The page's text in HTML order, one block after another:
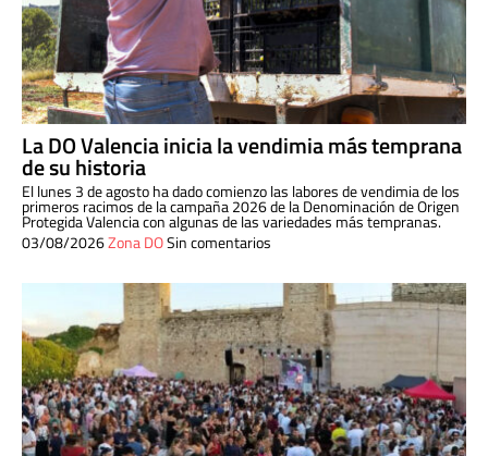
La DO Valencia inicia la vendimia más temprana
de su historia
El lunes 3 de agosto ha dado comienzo las labores de vendimia de los
primeros racimos de la campaña 2026 de la Denominación de Origen
Protegida Valencia con algunas de las variedades más tempranas.
03/08/2026Zona DOSin comentarios